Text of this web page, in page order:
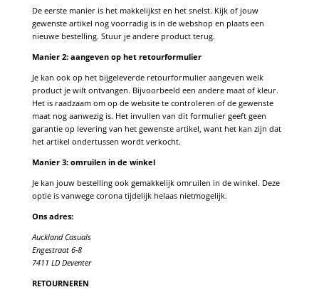
De eerste manier is het makkelijkst en het snelst. Kijk of jouw
gewenste artikel nog voorradig is in de webshop en plaats een
nieuwe bestelling. Stuur je andere product terug.
Manier 2: aangeven op het retourformulier
Je kan ook op het bijgeleverde retourformulier aangeven welk
product je wilt ontvangen. Bijvoorbeeld een andere maat of kleur.
Het is raadzaam om op de website te controleren of de gewenste
maat nog aanwezig is. Het invullen van dit formulier geeft geen
garantie op levering van het gewenste artikel, want het kan zijn dat
het artikel ondertussen wordt verkocht.
Manier 3: omruilen in de winkel
Je kan jouw bestelling ook gemakkelijk omruilen in de winkel. Deze
optie is vanwege corona tijdelijk helaas nietmogelijk.
Ons adres:
Auckland Casuals
Engestraat 6-8
7411 LD Deventer
RETOURNEREN